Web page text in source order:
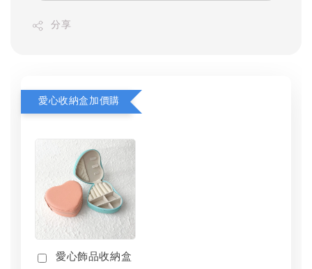
分享
愛心收納盒加價購
愛心飾品收納盒